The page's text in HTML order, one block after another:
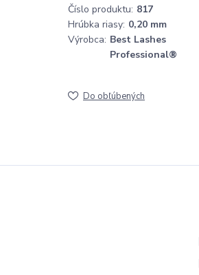
Číslo produktu: 817
Hrúbka riasy: 0,20 mm
Výrobca: Best Lashes
Professional®
Do obľúbených